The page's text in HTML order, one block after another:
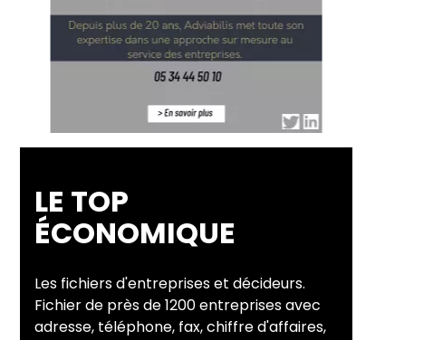
LE TOP
ÉCONOMIQUE
Les fichiers d'entreprises et décideurs.
Fichier de près de 1200 entreprises avec
adresse, téléphone, fax, chiffre d'affaires,